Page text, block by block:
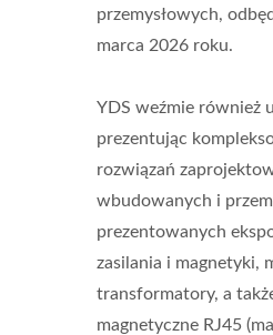
przemysłowych,
marca 2026 roku.
YDS weźmie również
prezentując
rozwiązań
wbudowanych i
prezentowanych
zasilania i magnetyki,
transformatory, a
magnetyczne RJ45
Przetwornik
Half-